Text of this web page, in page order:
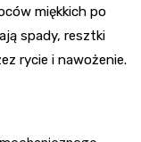
miękkich po
spady, resztki
rycie i nawożenie.